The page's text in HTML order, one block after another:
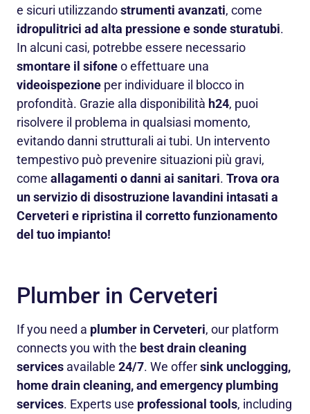
e sicuri utilizzandostrumenti avanzati, come
idropulitrici ad alta pressione e sonde sturatubi.
In alcuni casi, potrebbe essere necessario
smontare il sifoneo effettuare una
videoispezione per individuare il blocco in
profondità. Grazie alla disponibilità h24, puoi
risolvere il problema in qualsiasi momento,
evitando danni strutturali ai tubi. Un intervento
tempestivo può prevenire situazioni più gravi,
come allagamenti o danni ai sanitari. Trova ora
un servizio di disostruzione lavandini intasati a
Cerveteri e ripristina il corretto funzionamento
del tuo impianto!
Plumber in Cerveteri
If you need a plumber in Cerveteri, our platform
connects you with the best drain cleaning
services available 24/7. We offersink unclogging,
home drain cleaning, and emergency plumbing
services. Experts use professional tools, including